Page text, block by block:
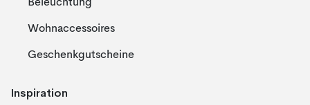
Beleuchtung
Wohnaccessoires
Geschenkgutscheine
Inspiration